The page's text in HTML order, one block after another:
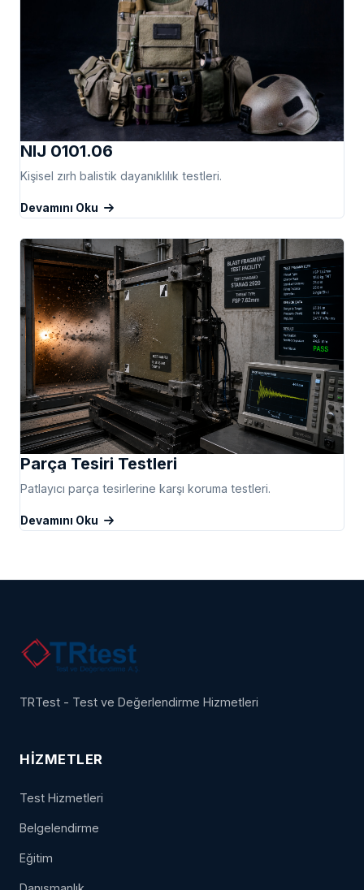
NIJ 0101.06
Kişisel zırh balistik dayanıklılık testleri.
Devamını Oku
Parça Tesiri Testleri
Patlayıcı parça tesirlerine karşı koruma testleri.
Devamını Oku
TRTest - Test ve Değerlendirme Hizmetleri
HIZMETLER
Test Hizmetleri
Belgelendirme
Eğitim